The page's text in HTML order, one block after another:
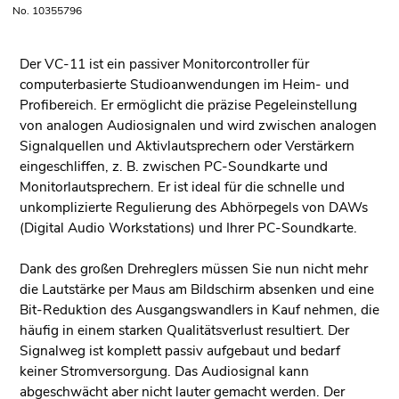
No. 10355796
Der VC-11 ist ein passiver Monitorcontroller für
computerbasierte Studioanwendungen im Heim- und
Profibereich. Er ermöglicht die präzise Pegeleinstellung
von analogen Audiosignalen und wird zwischen analogen
Signalquellen und Aktivlautsprechern oder Verstärkern
eingeschliffen, z. B. zwischen PC-Soundkarte und
Monitorlautsprechern. Er ist ideal für die schnelle und
unkomplizierte Regulierung des Abhörpegels von DAWs
(Digital Audio Workstations) und Ihrer PC-Soundkarte.
Dank des großen Drehreglers müssen Sie nun nicht mehr
die Lautstärke per Maus am Bildschirm absenken und eine
Bit-Reduktion des Ausgangswandlers in Kauf nehmen, die
häufig in einem starken Qualitätsverlust resultiert. Der
Signalweg ist komplett passiv aufgebaut und bedarf
keiner Stromversorgung. Das Audiosignal kann
abgeschwächt aber nicht lauter gemacht werden. Der